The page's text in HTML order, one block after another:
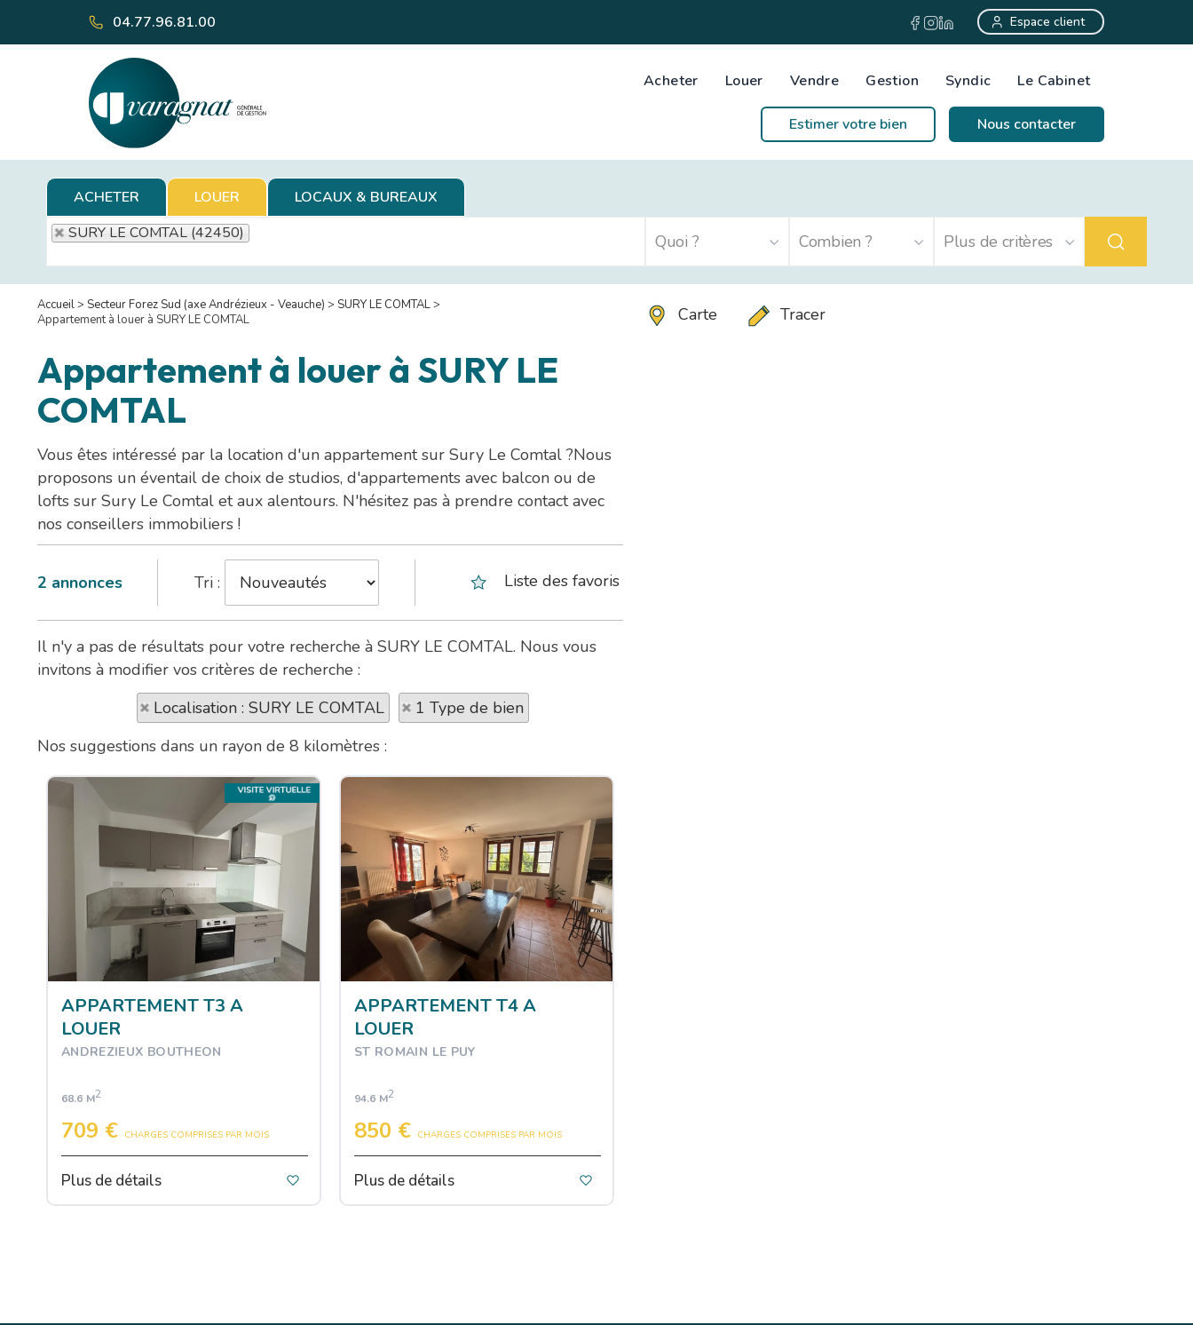
04.77.96.81.00
Estimer votre bien Nous contacter
Espace client
Acheter Louer Vendre Gestion Syndic Le Cabinet
ACHETER LOUER
LOCAUX & BUREAUX
SURY LE COMTAL (42450)
Carte Tracer
Accueil> Secteur Forez Sud (axe Andrézieux - Veauche) > SURY LE COMTAL>
Appartement à louer à SURY LE COMTAL
Appartement à louer à SURY LE
COMTAL
Vous êtes intéressé par la location d'un appartement sur Sury Le Comtal ?Nous
proposons un éventail de choix de studios, d'appartements avec balcon ou de
lofts sur Sury Le Comtal et aux alentours. N'hésitez pas à prendre contact avec
nos conseillers immobiliers !
2 annonces Tri : Liste des favoris
Il n'y a pas de résultats pour votre recherche à SURY LE COMTAL. Nous vous
invitons à modifier vos critères de recherche :
Localisation : SURY LE COMTAL
1 Type de bien
Nos suggestions dans un rayon de 8 kilomètres :
APPARTEMENT T3 A
LOUER
ANDREZIEUX BOUTHEON
68.6 M2
709 € CHARGES COMPRISES PAR MOIS
Plus de détails
APPARTEMENT T4 A
LOUER
ST ROMAIN LE PUY
94.6 M2
850 € CHARGES COMPRISES PAR MOIS
Plus de détails